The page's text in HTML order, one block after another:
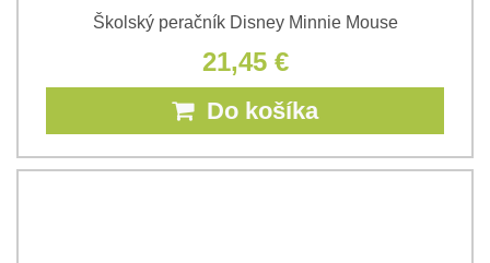
Školský peračník Disney Minnie Mouse
21,45 €
Do košíka